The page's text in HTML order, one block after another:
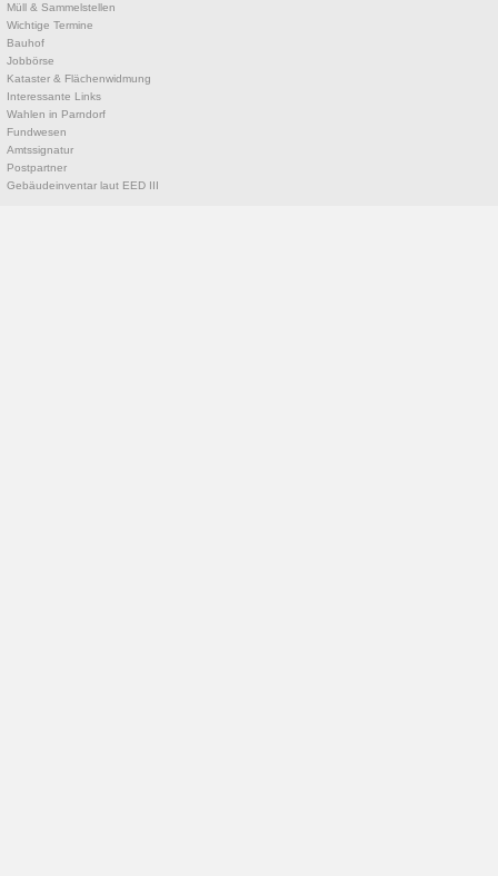
Müll & Sammelstellen
Wichtige Termine
Bauhof
Jobbörse
Kataster & Flächenwidmung
Interessante Links
Wahlen in Parndorf
Fundwesen
Amtssignatur
Postpartner
Gebäudeinventar laut EED III